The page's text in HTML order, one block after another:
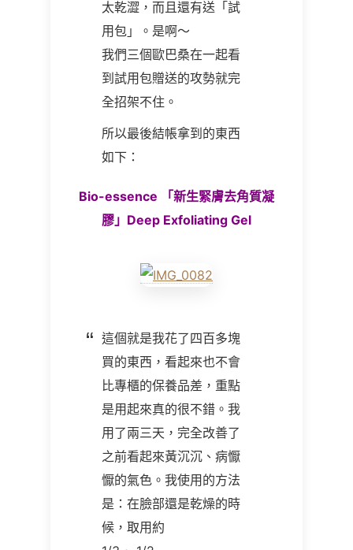
太乾澀，而且還有送「試
用包」。是啊～
我們三個歐巴桑在一起看
到試用包贈送的攻勢就完
全招架不住。
所以最後結帳拿到的東西
如下：
Bio-essence 「新生緊膚去角質凝
膠」Deep Exfoliating Gel
這個就是我花了四百多塊
買的東西，看起來也不會
比專櫃的保養品差，重點
是用起來真的很不錯。我
用了兩三天，完全改善了
之前看起來黃沉沉、病懨
懨的氣色。我使用的方法
是：在臉部還是乾燥的時
候，取用約